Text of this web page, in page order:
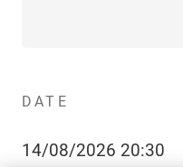
DATE
14/08/2026 20:30